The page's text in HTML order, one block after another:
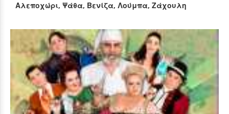
Αλεποχώρι, Ψάθα, Βενίζα, Λούμπα, Ζάχουλη